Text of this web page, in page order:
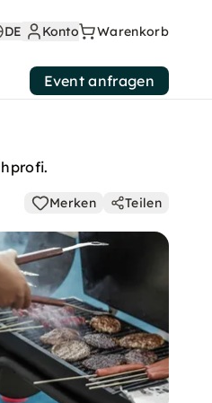
DE Konto Warenkorb
Event anfragen
Merken Teilen